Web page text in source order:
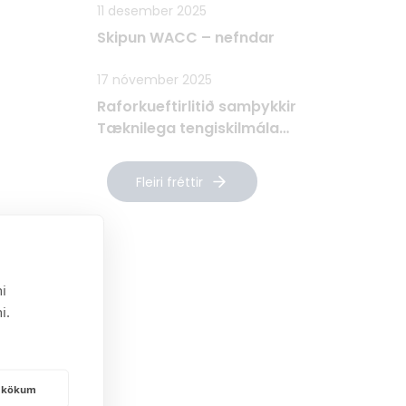
11 desember 2025
Skipun WACC – nefndar
17 nóvember 2025
Raforkueftirlitið samþykkir
Tæknilega tengiskilmála
Fleiri fréttir